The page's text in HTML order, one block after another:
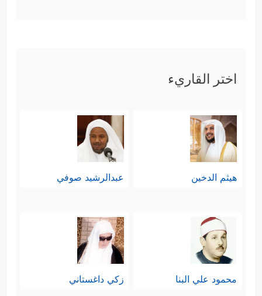
اختر القاريء
هيثم الدخين عبدالرشيد صوفي
محمود علي البنا زكي داغستاني